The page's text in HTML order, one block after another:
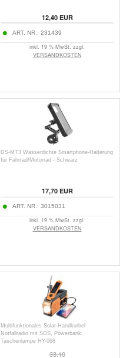
12,40EUR
ART. NR.: 231439
inkl. 19 % MwSt. zzgl.
VERSANDKOSTEN
DS-MT3 Wasserdichte Smartphone-Halterung
für Fahrrad/Motorrad - Schwarz
17,70EUR
ART. NR.: 3015031
inkl. 19 % MwSt. zzgl.
VERSANDKOSTEN
Multifunktionales Solar-Handkurbel-
Notfallradio mit SOS, Powerbank,
Taschenlampe HY-068
33,10